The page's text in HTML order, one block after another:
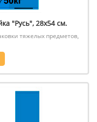
"Русь", 28х54 см.
тяжелых предметов,